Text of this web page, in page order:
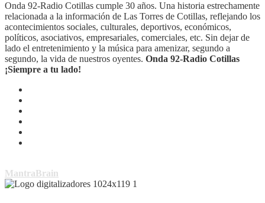
Onda 92-Radio Cotillas cumple 30 años. Una historia estrechamente
relacionada a la información de Las Torres de Cotillas, reflejando los
acontecimientos sociales, culturales, deportivos, económicos,
políticos, asociativos, empresariales, comerciales, etc. Sin dejar de
lado el entretenimiento y la música para amenizar, segundo a
segundo, la vida de nuestros oyentes. Onda 92-Radio Cotillas
¡Siempre a tu lado!
MantraBrain